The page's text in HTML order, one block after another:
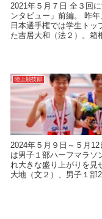
2021年５月７日 全３回
ンタビュー」前編。 昨年
日本選手権では学生ト
た吉居大和（法２）。箱
陸上競技部
2024年５月９日～５月
は男子１部ハーフマラソ
れ大きな盛り上がりを見
大地（文２）、男子１部